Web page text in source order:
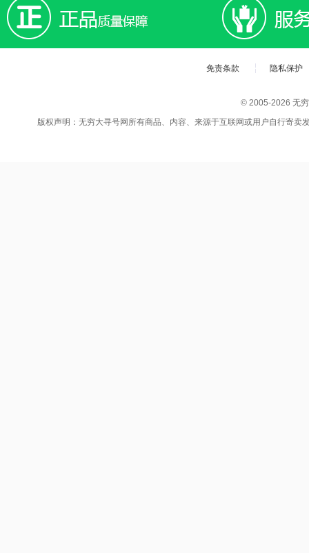
免责条款 隐私保护
© 2005-2026 无
版权声明：无穷大寻号网所有商品、内容、来源于互联网或用户自行寄卖